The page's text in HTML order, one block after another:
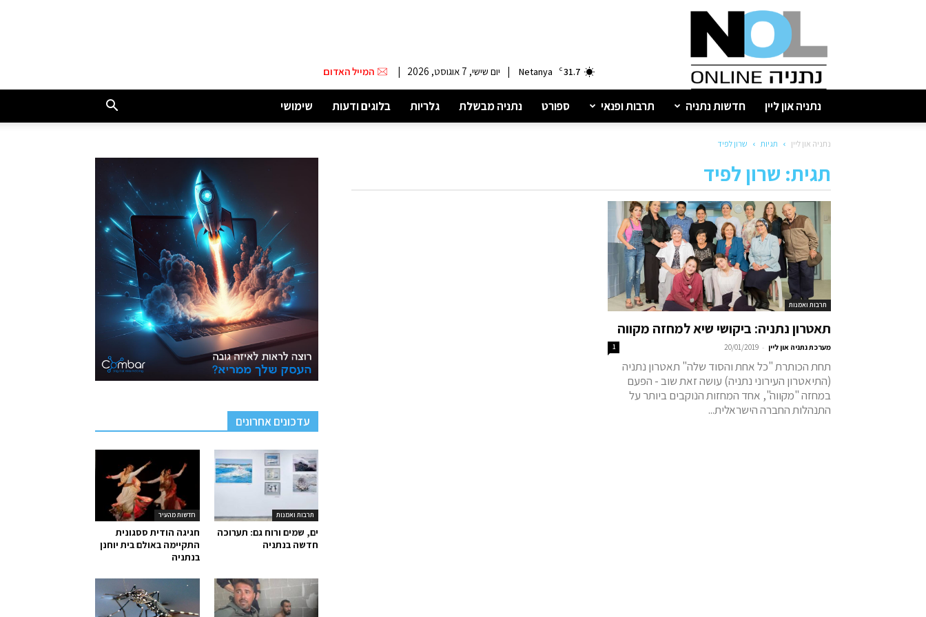
נתניה
31.7
C
Netanya
| יום שישי, 7 אוגוסט, 2026 | המייל האדום
נתניה און ליין חדשות נתניה תרבות ופנאי ספורט נתניה מבשלת גלריות בלוגים ודעות שימושי
נתניה און ליין תגיות שרון לפיד
תגית: שרון לפיד
תרבות ואמנות
תאטרון נתניה: ביקושי שיא למחזה מקווה
מערכת נתניה און ליין -
20/01/2019
1
תחת הכותרת "כל אחת והסוד שלה" תאטרון נתניה
(התיאטרון העירוני נתניה) עושה זאת שוב - הפעם
במחזה "מקווה", אחד המחזות הנוקבים ביותר על
התנהלות החברה הישראלית...
עדכונים אחרונים
חדשות מהעיר
חגיגה הודית ססגונית
התקיימה באולם בית יוחנן
בנתניה
תרבות ואמנות
ים, שמים ורוח גם: תערוכה
חדשה בנתניה